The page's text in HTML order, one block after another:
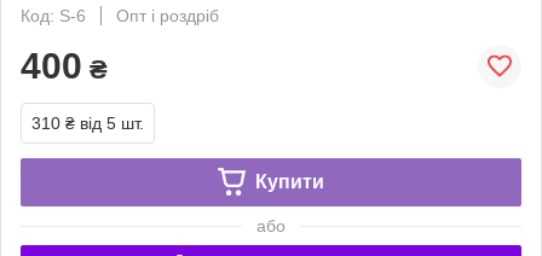
Код: S-6
Опт і роздріб
400 ₴
310 ₴ від 5 шт.
Купити
або